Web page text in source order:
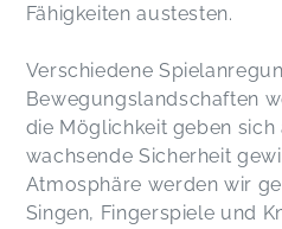
auch für Mama. Kommen
Ich finde den Babykurs
super nett und hat immer
Baby ist seit dem Mini
Fähigkeiten austesten.
Verschiedene
Bewegungslandschaften
die Möglichkeit geben
wachsende Sicherheit
Atmosphäre werden wir
Singen, Fingerspiele und